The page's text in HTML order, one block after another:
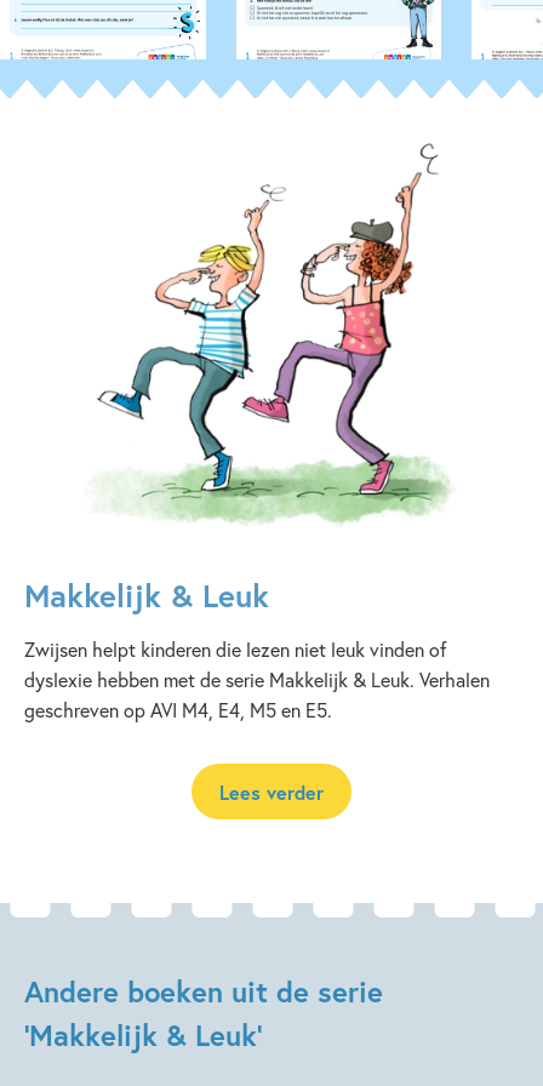
Silvie Buenen
Makkelijk & Leuk
Zwijsen helpt kinderen die lezen niet leuk vinden of
dyslexie hebben met de serie Makkelijk & Leuk. Verhalen
geschreven op AVI M4, E4, M5 en E5.
Lees verder
Andere boeken uit de serie
'Makkelijk & Leuk'